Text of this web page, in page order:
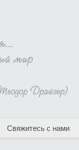
Свяжитесь с нами